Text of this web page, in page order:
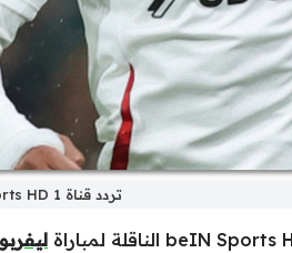
تردد قناة beIN Sports HD 1 الناقلة لمباراة ليفربول ضد فولهام